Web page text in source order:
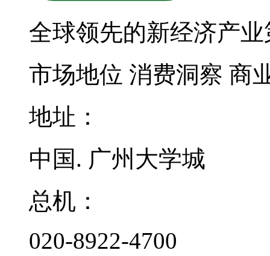
全球领先的新经济产
市场地位 消费洞察 商
地址：
中国. 广州大学城
总机：
020-8922-4700